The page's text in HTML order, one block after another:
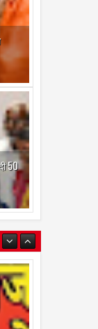
50